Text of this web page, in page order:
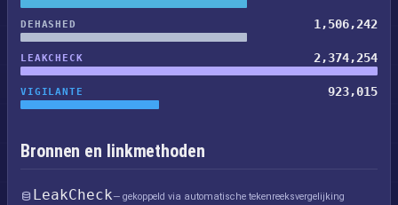
DEHASHED 1,506,242
LEAKCHECK 2,374,254
VIGILANTE 923,015
Bronnen en linkmethoden
LeakCheck— gekoppeld via automatische tekenreeksvergelijking